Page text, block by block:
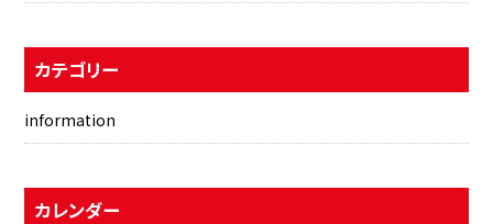
カテゴリー
information
カレンダー